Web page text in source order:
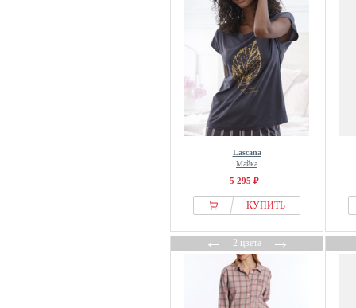
Lascana
Майка
5 295 ₽
КУПИТЬ
←2 цвета→